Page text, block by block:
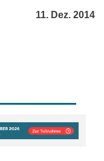
11. Dez. 2014